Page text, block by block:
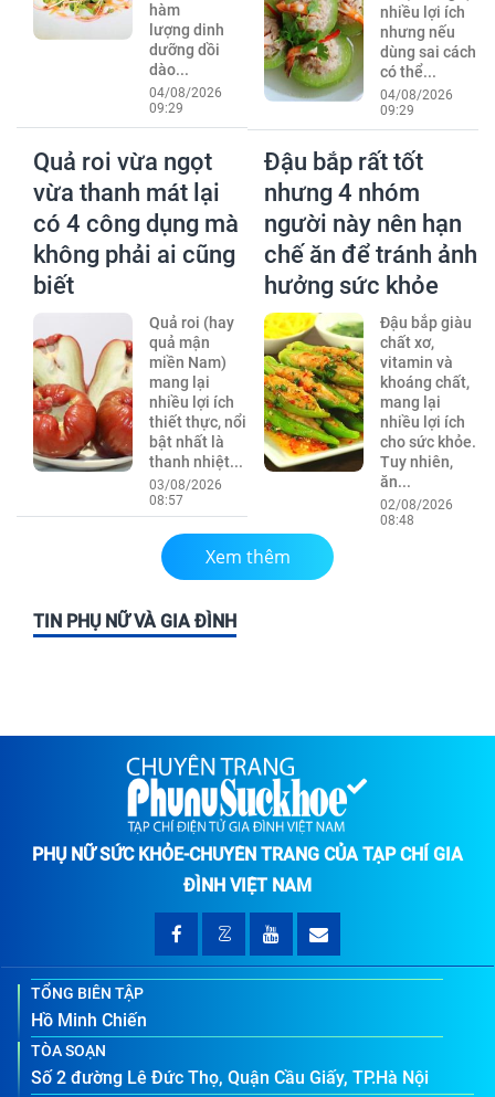
hàm
lượng dinh
dưỡng dồi
dào...
04/08/2026
09:29
nhiều lợi ích
nhưng nếu
dùng sai cách
có thể...
04/08/2026
09:29
Quả roi vừa ngọt
vừa thanh mát lại
có 4 công dụng mà
không phải ai cũng
biết
Quả roi (hay
quả mận
miền Nam)
mang lại
nhiều lợi ích
thiết thực, nổi
bật nhất là
thanh nhiệt...
03/08/2026
08:57
Đậu bắp rất tốt
nhưng 4 nhóm
người này nên hạn
chế ăn để tránh ảnh
hưởng sức khỏe
Đậu bắp giàu
chất xơ,
vitamin và
khoáng chất,
mang lại
nhiều lợi ích
cho sức khỏe.
Tuy nhiên,
ăn...
02/08/2026
08:48
Xem thêm
TIN PHỤ NỮ VÀ GIA ĐÌNH
PHỤ NỮ SỨC KHỎE-CHUYÊN TRANG CỦA TẠP CHÍ GIA
ĐÌNH VIỆT NAM
TỔNG BIÊN TẬP
Hồ Minh Chiến
TÒA SOẠN
Số 2 đường Lê Đức Thọ, Quận Cầu Giấy, TP.Hà Nội